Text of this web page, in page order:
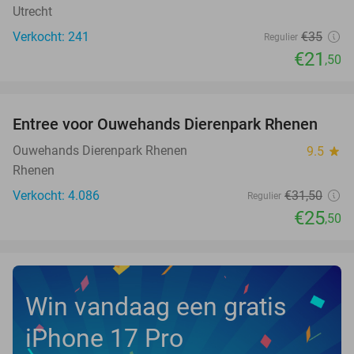
Utrecht
Verkocht: 241
Regulier €35
€21 ,50
19%
Entree voor Ouwehands Dierenpark Rhenen
Ouwehands Dierenpark Rhenen 9.5 star
Rhenen
Verkocht: 4.086
Regulier €31,50
€25,50
Win vandaag een gratis
iPhone 17 Pro